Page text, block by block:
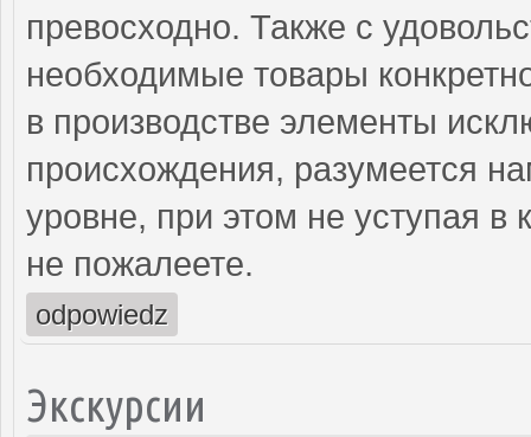
превосходно. Также с
необходимые товары
в производстве элементы
происхождения, разумеется
уровне, при этом не уступая в
не пожалеете.
odpowiedz
Экскурсии